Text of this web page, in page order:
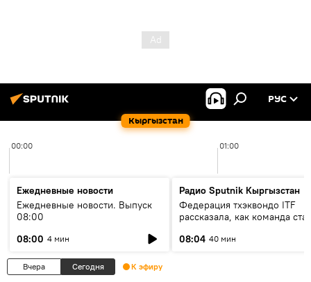
Кыргызстан
РУС
00:00 01:00
Ежедневные новости
Ежедневные новости. Выпуск
08:00
08:00 4 мин
Радио Sputnik Кыргызстан
Федерация тхэквондо ITF
рассказала, как команда
08:04 40 мин
Вчера Сегодня К эфиру